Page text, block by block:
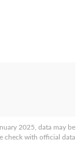
2025, data may be
check with official data